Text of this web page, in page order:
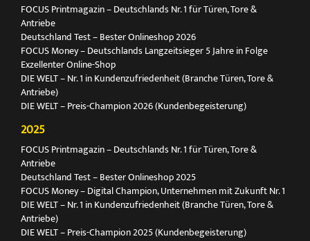
FOCUS Printmagazin – Deutschlands Nr. 1 für Türen, Tore &
Antriebe
Deutschland Test – Bester Onlineshop 2026
FOCUS Money – Deutschlands Langzeitsieger 5 Jahre in Folge
Exzellenter Online-Shop
DIE WELT – Nr. 1 in Kundenzufriedenheit (Branche Türen, Tore &
Antriebe)
DIE WELT – Preis-Champion 2026 (Kundenbegeisterung)
2025
FOCUS Printmagazin – Deutschlands Nr. 1 für Türen, Tore &
Antriebe
Deutschland Test – Bester Onlineshop 2025
FOCUS Money – Digital Champion, Unternehmen mit Zukunft Nr. 1
DIE WELT – Nr. 1 in Kundenzufriedenheit (Branche Türen, Tore &
Antriebe)
DIE WELT – Preis-Champion 2025 (Kundenbegeisterung)